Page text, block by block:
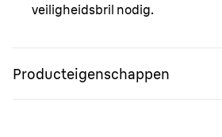
veiligheidsbril nodig.
Producteigenschappen